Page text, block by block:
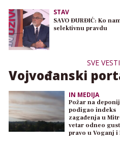
STAV
SAVO ĐURĐIĆ: Ko
selektivnu pravdu
SVE VESTI
Vojvođanski
IN MEDIJA
Požar na
podigao indeks
zagađenja u
vetar odneo
pravo u Voganj i